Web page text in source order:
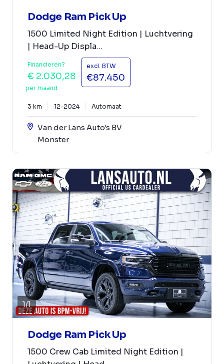
Dodge Ram Pick Up
1500 Limited Night Edition | Luchtvering
| Head-Up Displa...
Financieren?
€ 2.030,28
per maand
excl. BTW
€87.450
3 km 12-2024 Automaat
Van der Lans Auto's BV
Monster
1/1
Dodge Ram Pick Up
1500 Crew Cab Limited Night Edition |